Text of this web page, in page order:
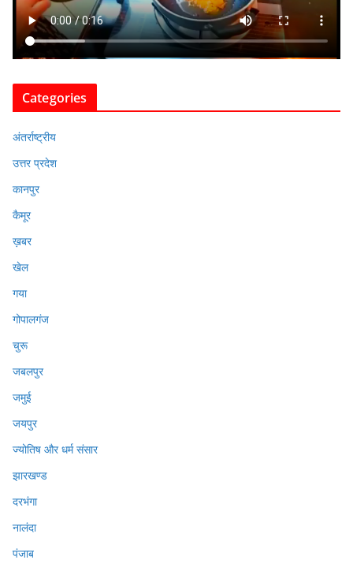
Categories
अंतर्राष्ट्रीय
उत्तर प्रदेश
कानपुर
कैमूर
ख़बर
खेल
गया
गोपालगंज
चुरू
जबलपुर
जमुई
जयपुर
ज्योतिष और धर्म संसार
झारखण्ड
दरभंगा
नालंदा
पंजाब